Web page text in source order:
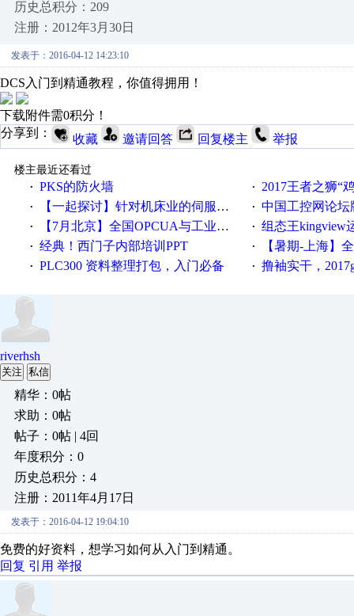
历史总积分：209
注册：2012年3月30日
发表于：2016-04-12 14:23:10
DCS入门到精通教程，你值得拥用！
下载附件需0积分！
分享到：
收藏 邀请回答 回复楼主 举报
楼主最近还看过
· PKS的防火墙 · 2017王者之狮“鸡”情签到
· 【一起探讨】针对机床业的伺服系统发展，您的期望是什么？ · 中国工控网论坛版
· 【7月北京】全国OPCUA与工业互联技术培训班通知！ · 组态王kingview
· 经典！西门子内部培训PPT · 【暑期-上海】全国工业
· PLC300 资料整理打包，入门必备 · 撸袖实干，2017gongkong®第
riverhsh
关注 私信
精华：0帖
求助：0帖
帖子：0帖 | 4回
年度积分：0
历史总积分：4
注册：2011年4月17日
发表于：2016-04-12 19:04:10
免费的好资料，想学习如何从入门到精通。
回复 引用 举报